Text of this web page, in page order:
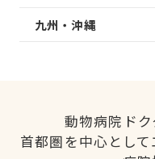
九州・沖縄
動物病院ドク
首都圏を中心とし